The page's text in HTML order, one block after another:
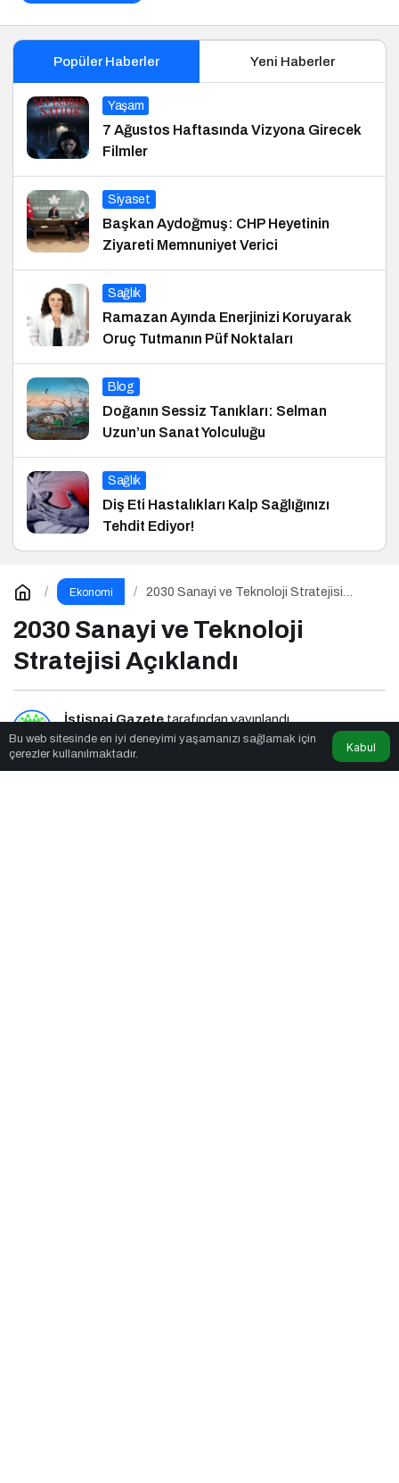
Popüler Haberler Yeni Haberler
Yaşam
7 Ağustos Haftasında Vizyona Girecek
Filmler
Siyaset
Başkan Aydoğmuş: CHP Heyetinin
Ziyareti Memnuniyet Verici
Sağlık
Ramazan Ayında Enerjinizi Koruyarak
Oruç Tutmanın Püf Noktaları
Blog
Doğanın Sessiz Tanıkları: Selman
Uzun’un Sanat Yolculuğu
Sağlık
Diş Eti Hastalıkları Kalp Sağlığınızı
Tehdit Ediyor!
Ekonomi
2030 Sanayi ve Teknoloji Stratejisi
2030 Sanayi ve Teknoloji
Stratejisi Açıklandı
İstisnai Gazetetarafından yayınlandı
4dk, 30sn
Bu web sitesinde en iyi deneyimi yaşamanızı sağlamak için
çerezler kullanılmaktadır.
Kabul